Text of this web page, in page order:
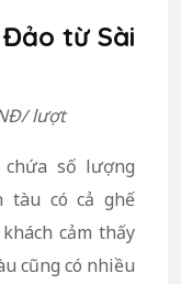
từ Sài
lượt
chứa số lượng
tàu có cả ghế
cảm thấy
cũng có nhiều